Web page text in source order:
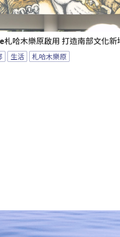
札哈木樂原啟用 打造南部文化新
生活 札哈木樂原